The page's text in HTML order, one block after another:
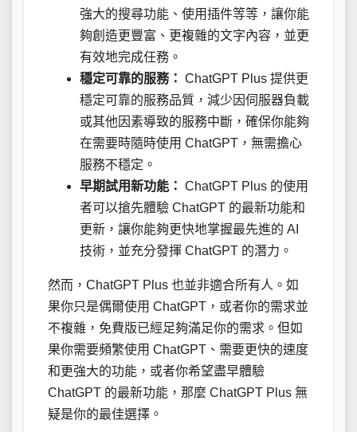
強大的搜尋功能、使用插件等等，讓你能
夠創造更豐富、更複雜的文字內容，並更
有效地完成任務。
穩定可靠的服務： ChatGPT Plus 提供更
穩定可靠的服務品質，減少因伺服器負載
或其他因素導致的服務中斷，確保你能夠
在需要時隨時使用 ChatGPT，無需擔心
服務不穩定。
早期試用新功能： ChatGPT Plus 的使用
者可以搶先體驗 ChatGPT 的最新功能和
更新，讓你能夠更快地掌握最先進的 AI
技術，並充分發揮 ChatGPT 的潛力。
然而，ChatGPT Plus 也並非適合所有人。如
果你只是偶爾使用 ChatGPT，或者你的需求並
不複雜，免費版已經足夠滿足你的需求。但如
果你需要頻繁使用 ChatGPT、需要更快的速度
和更強大的功能，或者你希望盡早體驗
ChatGPT 的最新功能，那麼 ChatGPT Plus 無
疑是你的最佳選擇。